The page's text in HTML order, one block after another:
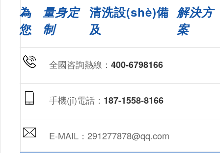
為
您
量身定
制
清洗設(shè)備
及
解決方
案
全國咨詢熱線： 400-6798166
手機(jī)電話： 187-1558-8166
E-MAIL：291277878@qq.com